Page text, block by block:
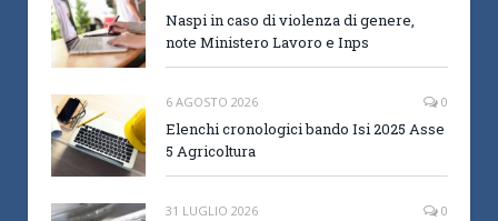
Naspi in caso di violenza di genere,
note Ministero Lavoro e Inps
6 AGOSTO 2026 0
Elenchi cronologici bando Isi 2025 Asse
5 Agricoltura
31 LUGLIO 2026 0